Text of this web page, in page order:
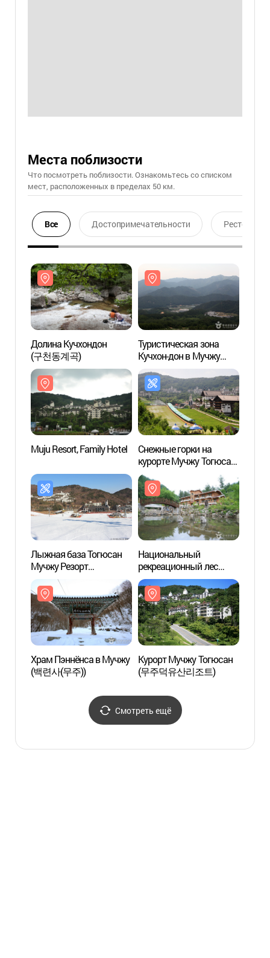
Места поблизости
Что посмотреть поблизости. Ознакомьтесь со списком
мест, расположенных в пределах 50 км.
Все Достопримечательности Ресторан
Долина Кучхондон
(구천동계곡)
Туристическая зона
Кучхон-дон в Мучжу
(무주 구천동 관광특구)
Muju Resort, Family Hotel
Снежные горки на
курорте Мучжу Тогюсан
(무주덕유산리조트
썰매장)
Лыжная база Тогюсан
Мучжу Резорт
(무주덕유산리조트
스키장)
Национальный
рекреационный лес
Тогюсан (국립
덕유산자연휴양림)
Храм Пэннёнса в Мучжу
(백련사(무주))
Курорт Мучжу Тогюсан
(무주덕유산리조트)
Смотреть ещё